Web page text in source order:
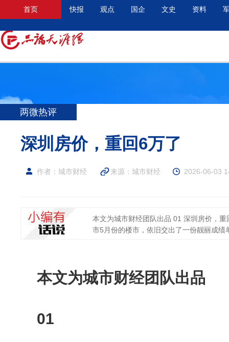
首页 快报 观点 国企 文史 资料
两微热评
深圳房价，重回6万了
作者：城市财经 来源： 城市财经 2026-06-03
本文为城市财经团队出品 01 深圳房价，
市5月份的楼市，依旧交出了一份靓丽成绩
本文为城市财经团队出品
01